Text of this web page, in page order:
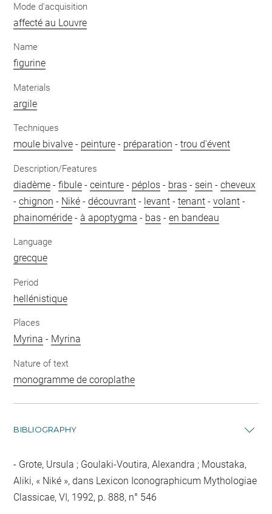
Mode d'acquisition
affecté au Louvre
Name
figurine
Materials
argile
Techniques
moule bivalve - peinture - préparation -trou d'évent
Description/Features
diadème -fibule -ceinture - péplos - bras - sein -cheveux
-chignon - Niké -découvrant - levant -tenant -volant -
phainoméride -à apoptygma - bas -en bandeau
Language
grecque
Period
hellénistique
Places
Myrina - Myrina
Nature of text
monogramme de coroplathe
BIBLIOGRAPHY
Grote, Ursula ; Goulaki-Voutira, Alexandra ; Moustaka,
Aliki, « Niké », dans Lexicon Iconographicum Mythologiae
Classicae, VI, 1992, p. 888, n° 546